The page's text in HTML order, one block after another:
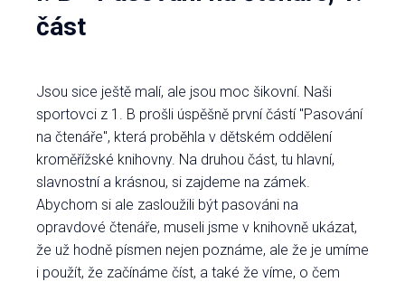
část
Jsou sice ještě malí, ale jsou moc šikovní. Naši
sportovci z 1. B prošli úspěšně první částí "Pasování
na čtenáře", která proběhla v dětském oddělení
kroměřížské knihovny. Na druhou část, tu hlavní,
slavnostní a krásnou, si zajdeme na zámek.
Abychom si ale zasloužili být pasováni na
opravdové čtenáře, museli jsme v knihovně ukázat,
že už hodně písmen nejen poznáme, ale že je umíme
i použít, že začínáme číst, a také že víme, o čem